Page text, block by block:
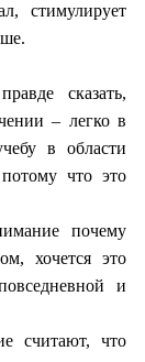
стимулирует
сказать,
– легко в
в области
потому что это
почему
хочется это
и
считают, что